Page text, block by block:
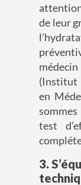
de leur
(Institut
en
test
3.